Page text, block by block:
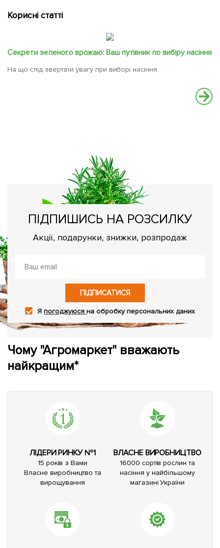
Корисні статті
Секрети зеленого врожаю: Ваш путівник по вибіру насіння
На що слід звертати увагу при виборі насіння.
ПІДПИШИСЬ НА РОЗСИЛКУ
Акції, подарунки, знижки, розпродаж
ПІДПИСАТИСЯ
Япогоджуюсяна обробку персональних даних
Чому "Агромаркет" вважають
найкращим*
ЛІДЕРИ РИНКУ №1
15 років з Вами
Власне виробництво та
вирощування
ВЛАСНЕ ВИРОБНИЦТВО
16000 сортів рослин та
насіння у найбільшому
магазині України